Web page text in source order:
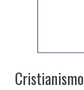
Cristianismo